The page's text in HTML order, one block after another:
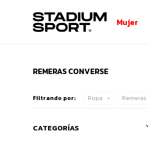
Mujer
REMERAS CONVERSE
Filtrando por: Ropa Remeras
CATEGORÍAS